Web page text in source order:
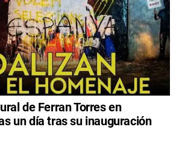
de Ferran Torres en
un día tras su inauguración